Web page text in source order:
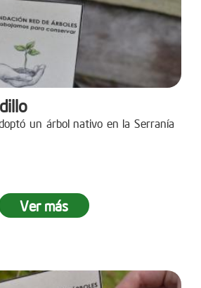
un árbol nativo en la Serranía
Ver más